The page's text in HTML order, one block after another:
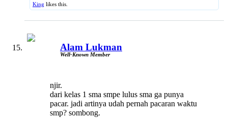
King likes this.
Alam Lukman
Well-Known Member
njir.
dari kelas 1 sma smpe lulus sma ga punya
pacar. jadi artinya udah pernah pacaran waktu
smp? sombong.